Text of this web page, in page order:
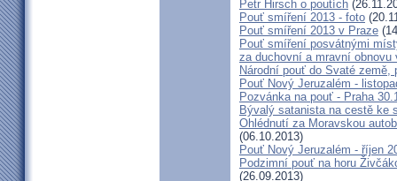
Petr Hirsch o poutích
Pouť smíření 2013 - foto
Pouť smíření 2013 v Praze
Pouť smíření posvátnými
za duchovní a mravní obnovu
Národní pouť do Svaté země,
Pouť Nový Jeruzalém -
Pozvánka na pouť - Praha
Bývalý satanista na cestě ke
Ohlédnutí za Moravskou
(06.10.2013)
Pouť Nový Jeruzalém - říjen
Podzimní pouť na horu
(26.09.2013)